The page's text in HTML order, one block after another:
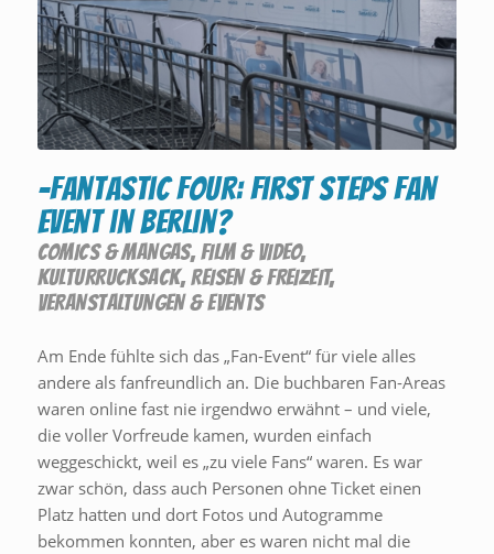
-Fantastic Four: First Steps Fan
Event in Berlin?
COMICS & MANGAS, FILM & VIDEO,
KULTURRUCKSACK,REISEN & FREIZEIT,
VERANSTALTUNGEN & EVENTS
Am Ende fühlte sich das „Fan-Event“ für viele alles
andere als fanfreundlich an. Die buchbaren Fan-Areas
waren online fast nie irgendwo erwähnt – und viele,
die voller Vorfreude kamen, wurden einfach
weggeschickt, weil es „zu viele Fans“ waren. Es war
zwar schön, dass auch Personen ohne Ticket einen
Platz hatten und dort Fotos und Autogramme
bekommen konnten, aber es waren nicht mal die